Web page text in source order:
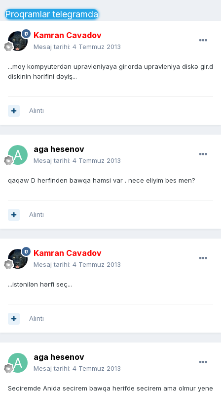
Proqramlar telegramda
Kamran Cavadov
Mesaj tarihi: 4 Temmuz 2013
...moy kompyuterdən upravleniyaya gir.orda upravleniya diskə gir.d
diskinin hərifini dəyiş...
Alıntı
aga hesenov
Mesaj tarihi: 4 Temmuz 2013
qaqaw D herfinden bawqa hamsi var . nece eliyim bes men?
Alıntı
Kamran Cavadov
Mesaj tarihi: 4 Temmuz 2013
...istənilən hərfi seç...
Alıntı
aga hesenov
Mesaj tarihi: 4 Temmuz 2013
Seciremde Anida secirem bawqa herifde secirem ama olmur yene